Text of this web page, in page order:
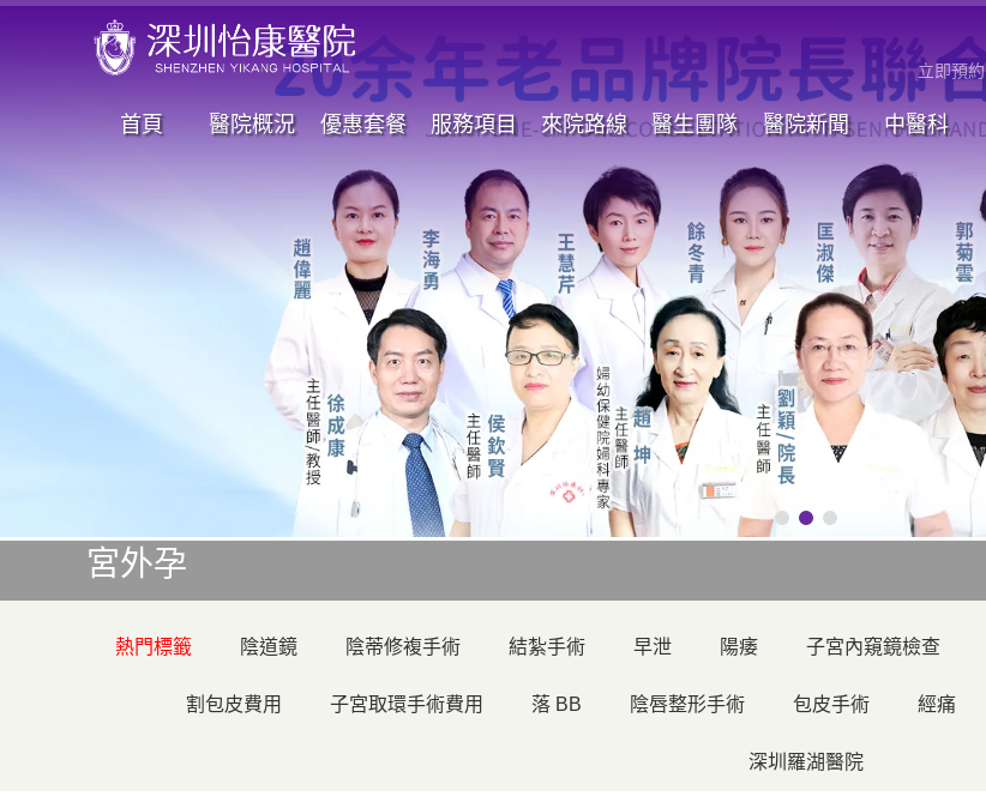
立即預約
首頁 醫院概況 優惠套餐 服務項目 來院路線 醫生團隊 醫院新聞 中醫科
宮外孕
熱門標籤 陰道鏡 陰蒂修複手術 結紮手術 早泄 陽痿 子宮內窺鏡檢查
割包皮費用 子宮取環手術費用 落 BB 陰唇整形手術 包皮手術 經痛
深圳羅湖醫院